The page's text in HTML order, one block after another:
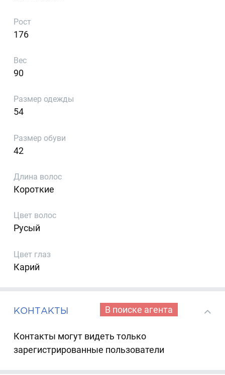
Рост
176
Вес
90
Размер одежды
54
Размер обуви
42
Длина волос
Короткие
Цвет волос
Русый
Цвет глаз
Карий
КОНТАКТЫ В поиске агента
Контакты могут видеть только
зарегистрированные пользователи